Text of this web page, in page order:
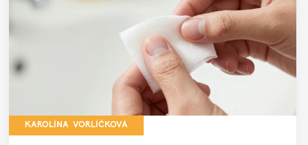
KAROLÍNA VORLÍČKOVÁ